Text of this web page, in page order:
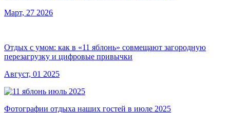
Март, 27 2026
Отдых с умом: как в «11 яблонь» совмещают загородную
перезагрузку и цифровые привычки
Август, 01 2025
Фотографии отдыха наших гостей в июле 2025